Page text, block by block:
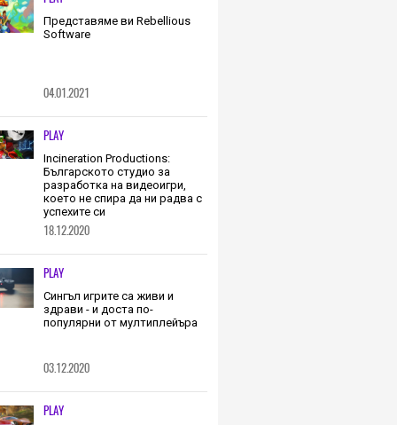
Представяме ви Rebellious
Software
04.01.2021
PLAY
Incineration Productions:
Българското студио за
разработка на видеоигри,
което не спира да ни радва с
успехите си
18.12.2020
PLAY
Сингъл игрите са живи и
здрави - и доста по-
популярни от мултиплейъра
03.12.2020
PLAY